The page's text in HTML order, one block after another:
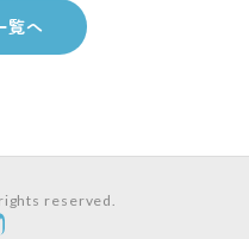
覧へ
reserved.